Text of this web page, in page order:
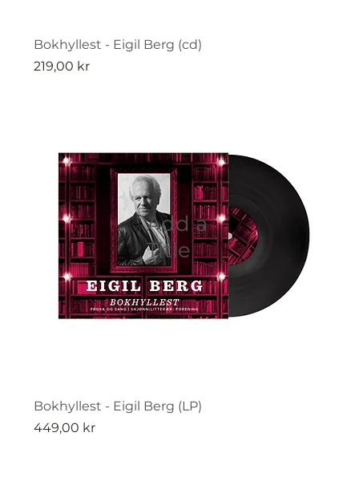
Bokhyllest - Eigil Berg (cd)
Pris
219,00 kr
Bokhyllest - Eigil Berg (LP)
Pris
449,00 kr
Add a
Title